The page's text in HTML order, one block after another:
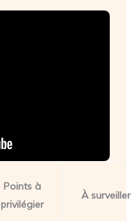
Points à
privilégier
À surveiller